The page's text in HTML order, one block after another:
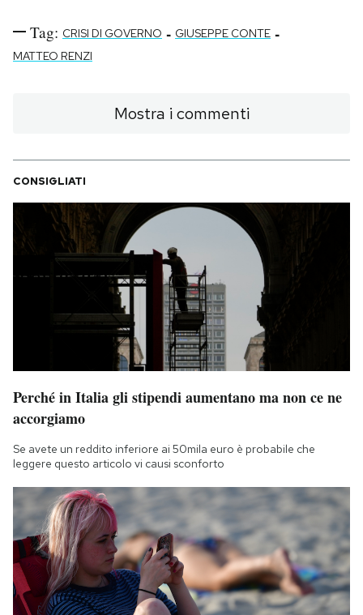
Tag: CRISI DI GOVERNO - GIUSEPPE CONTE -
MATTEO RENZI
Mostra i commenti
CONSIGLIATI
Perché in Italia gli stipendi aumentano ma non ce ne
accorgiamo
Se avete un reddito inferiore ai 50mila euro è probabile che
leggere questo articolo vi causi sconforto